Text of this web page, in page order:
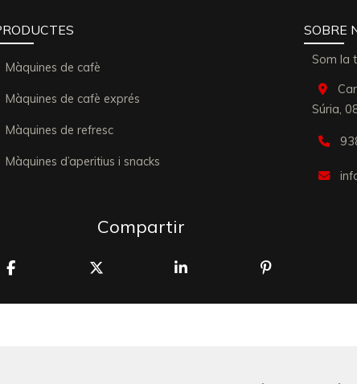
Màquines de cafè
Màquines de cafè exprés
Màquines de refresc
Màquines d’aperitius i snacks
SOBRE
Som la
Súria,
Compartir